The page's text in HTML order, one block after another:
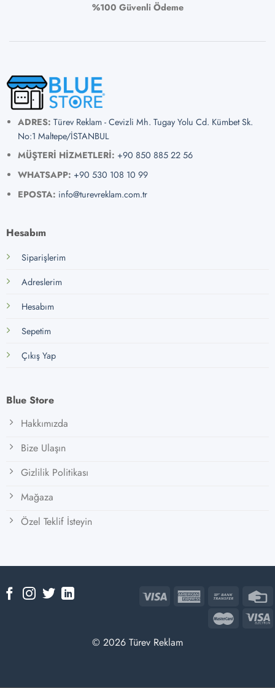
%100 Güvenli Ödeme
ADRES: Türev Reklam - Cevizli Mh. Tugay Yolu Cd. Kümbet Sk.
No:1 Maltepe/İSTANBUL
MÜŞTERİ HİZMETLERİ: +90 850 885 22 56
WHATSAPP: +90 530 108 10 99
EPOSTA: info@turevreklam.com.tr
Hesabım
Siparişlerim
Adreslerim
Hesabım
Sepetim
Çıkış Yap
Blue Store
Hakkımızda
Bize Ulaşın
Gizlilik Politikası
Mağaza
Özel Teklif İsteyin
© 2026 Türev Reklam